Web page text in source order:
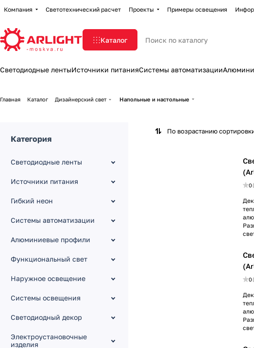
Компания Светотехнический расчет Проекты Примеры освещения
Каталог
Светодиодные лентыИсточники питанияСистемы автоматизации
Главная Каталог Дизайнерский свет Напольные и настольные
По возрастанию
0
0
Категория
Светодиодные ленты
Источники питания
Гибкий неон
Системы автоматизации
Алюминиевые профили
Функциональный свет
Наружное освещение
Системы освещения
Светодиодный декор
Электроустановочные
изделия